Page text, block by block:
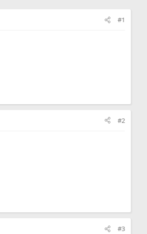
#1
#2
#3